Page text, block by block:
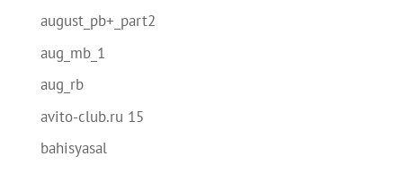
august_pb+_part2
aug_mb_1
aug_rb
avito-club.ru 15
bahisyasal